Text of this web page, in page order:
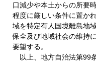
口減少や本土からの所要
程度に厳しい条件に置か
域を特定有人国境離島地
保全及び地域社会の維持
要望する。
以上、地方自治法第99